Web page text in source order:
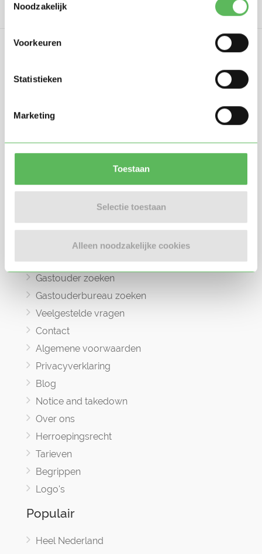
Noodzakelijk
Voorkeuren
Statistieken
Marketing
Toestaan
Selectie toestaan
Alleen noodzakelijke cookies
in 2017, bedoeld om ouders, oppassers en
brengen.
Oppas zoeken
Oppaswerk zoeken
Gastouder zoeken
Gastouderbureau zoeken
Veelgestelde vragen
Contact
Algemene voorwaarden
Privacyverklaring
Blog
Notice and takedown
Over ons
Herroepingsrecht
Tarieven
Begrippen
Logo's
Populair
Heel Nederland